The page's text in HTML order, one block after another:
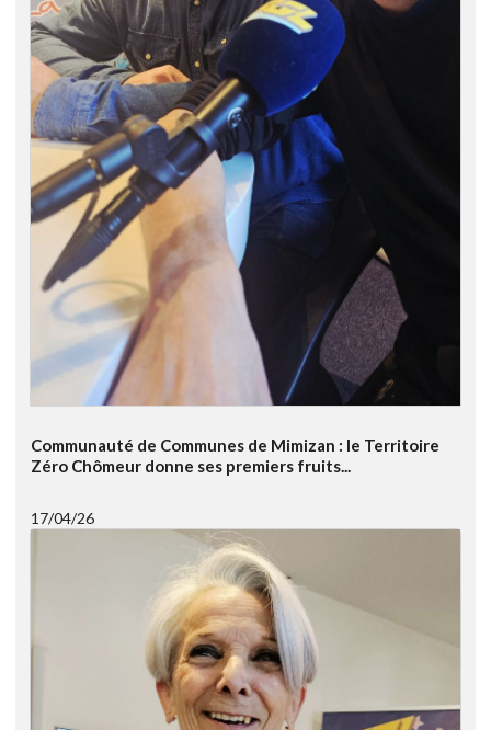
Communauté de Communes de Mimizan : le Territoire
Zéro Chômeur donne ses premiers fruits...
17/04/26